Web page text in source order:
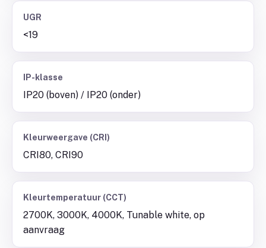
UGR
<19
IP-klasse
IP20 (boven) / IP20 (onder)
Kleurweergave (CRI)
CRI80, CRI90
Kleurtemperatuur (CCT)
2700K, 3000K, 4000K, Tunable white, op
aanvraag